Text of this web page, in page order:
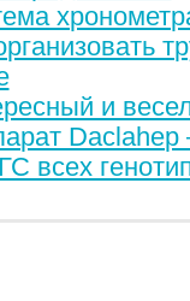
и
всех